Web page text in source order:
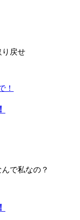
り戻せ
で私なの？